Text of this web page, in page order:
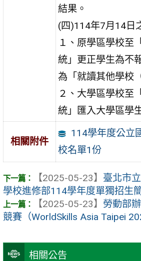
相關公告
結果。
(四)114年7月14日
１、原學區學校至
統」更正學生為不
為「就讀其他學校
２、大學區學校至
統」匯入大學區學
相關附件
114學年度公立
校名單1份
【2025-05-23】 臺北市
學校進修部114學年度單獨招生
【2025-05-23】 勞動部
競賽（WorldSkills Asia Taipei